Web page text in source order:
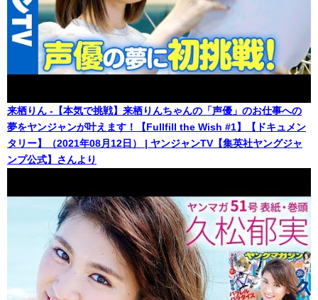
来栖りん -【本気で挑戦】来栖りんちゃんの「声優」のお仕事への
夢をヤンジャンが叶えます！【Fullfill the Wish #1】【ドキュメン
タリー】（2021年08月12日） | ヤンジャンTV【集英社ヤングジャ
ンプ公式】さんより